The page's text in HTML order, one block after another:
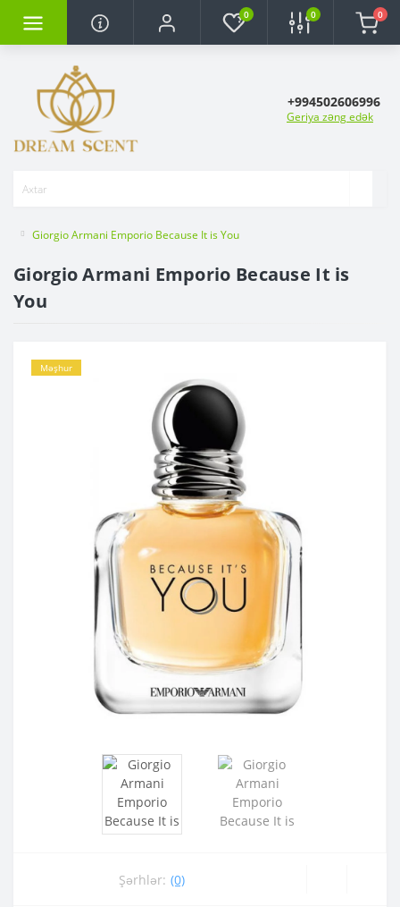
0 0 0
+994502606996
Geriya zəng edək
Giorgio Armani Emporio Because It is You
Giorgio Armani Emporio Because It is
You
Məşhur
Şərhlər: (0)